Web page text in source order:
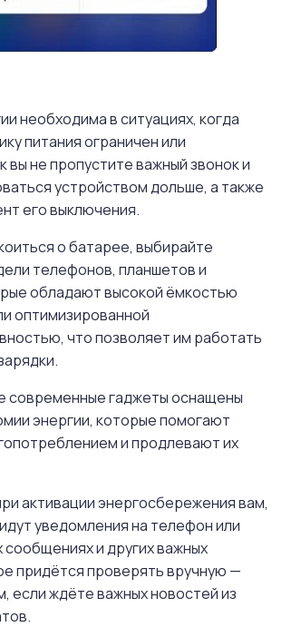
необходима в ситуациях, когда
питания ограничен или
вы не пропустите важный звонок и
устройством дольше, а также
его выключения.
о батарее, выбирайте
телефонов, планшетов и
обладают высокой ёмкостью
оптимизированной
что позволяет им работать
современные гаджеты оснащены
энергии, которые помогают
и продлевают их
активации энергосбережения вам,
уведомления на телефон или
и других важных
придётся проверять вручную —
если ждёте важных новостей из